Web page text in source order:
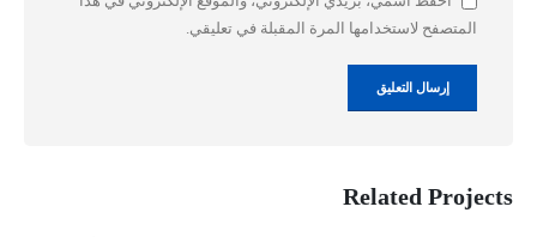
المتصفح لاستخدامها المرة المقبلة في تعليقي.
Related Projects